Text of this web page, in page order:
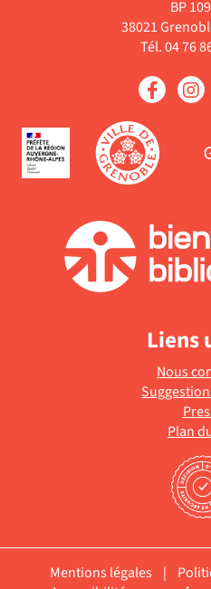
BP
38021
Tél. 04 76
Liens
Nous
Plan
Mentions légales |